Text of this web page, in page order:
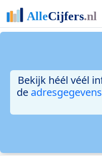
Bekijk héél véél
de adresgegevens